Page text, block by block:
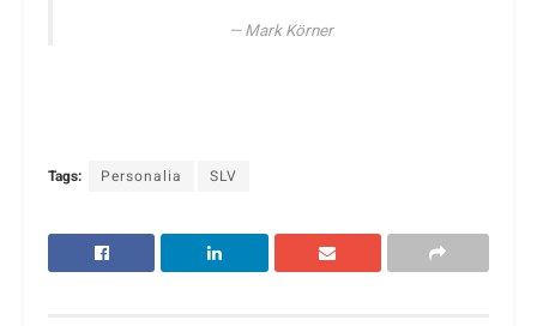
Mark Körner
Tags: Personalia SLV